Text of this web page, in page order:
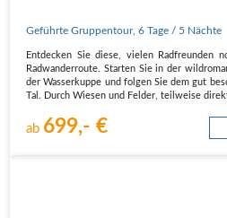
Geführte Gruppentour,6 Tage / 5 Nächte
Entdecken Sie diese, vielen Radfreunden
Radwanderroute. Starten Sie in der
der Wasserkuppe und folgen Sie dem gut
Tal. Durch Wiesen und Felder, teilweise
ab 699,- €